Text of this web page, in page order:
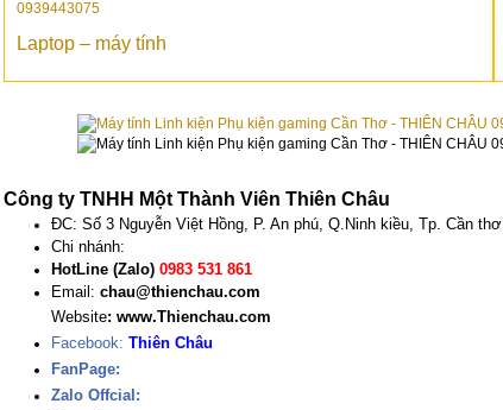
Laptop – máy tính
Công ty TNHH Một Thành Viên Thiên Châu
ĐC: Số 3 Nguyễn Việt Hồng, P. An phú, Q.Ninh kiều, Tp. Cần thơ
Chi nhánh:
HotLine (Zalo) 0983 531 861
Email: chau@thienchau.com
Website: www.Thienchau.com
Facebook: Thiên Châu
FanPage:
Zalo Offcial: